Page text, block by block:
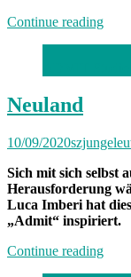
Continue reading
Neuland
10/09/2020
Sich mit sich selbst
Herausforderung
Luca Imberi hat
„Admit“ inspiriert.
Continue reading